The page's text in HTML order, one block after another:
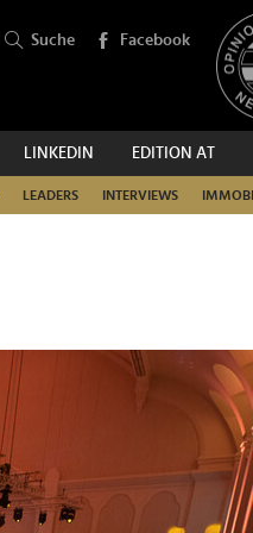
Suche Facebook
LINKEDIN EDITION AT
LEADERS INTERVIEWS
SUCHEN